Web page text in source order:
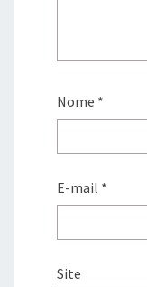
Nome *
E-mail *
Site